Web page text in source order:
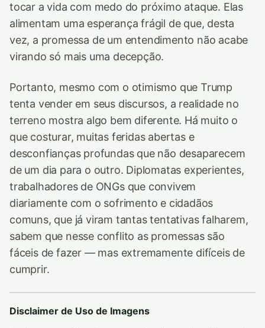
tocar a vida com medo do próximo ataque. Elas
alimentam uma esperança frágil de que, desta
vez, a promessa de um entendimento não acabe
virando só mais uma decepção.
Portanto, mesmo com o otimismo que Trump
tenta vender em seus discursos, a realidade no
terreno mostra algo bem diferente. Há muito o
que costurar, muitas feridas abertas e
desconfianças profundas que não desaparecem
de um dia para o outro. Diplomatas experientes,
trabalhadores de ONGs que convivem
diariamente com o sofrimento e cidadãos
comuns, que já viram tantas tentativas falharem,
sabem que nesse conflito as promessas são
fáceis de fazer — mas extremamente difíceis de
cumprir.
Disclaimer de Uso de Imagens